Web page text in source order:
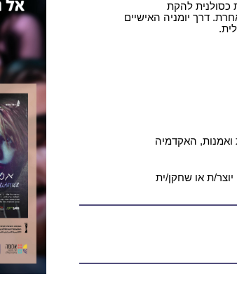
כסולנית להקת
דרך יומניה האישיים
ואמנות, האקדמיה
ישראליים בליווי יוצר/ת או שחקן/ית